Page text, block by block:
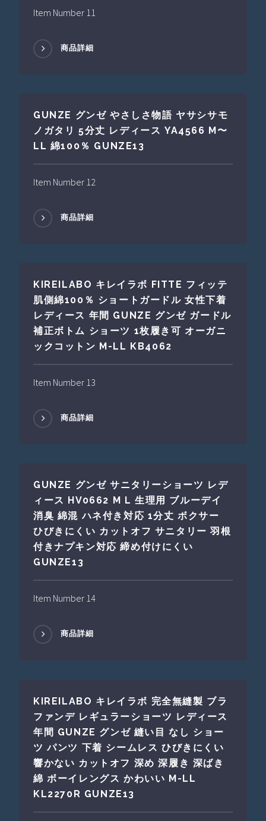
Item Number 11
商品詳細
GUNZE グンゼ やさしさ物語 ヤサシサモ
ノガタリ 5分丈 レディース YA4566 M〜
LL 綿100％ GUNZE13
Item Number 12
商品詳細
KIREILABO キレイラボ FITTE フィッテ
肌側綿100％ ショートガードル 女性下着
レディース 年間 GUNZE グンゼ ガードル
補正ボトム ショーツ 1枚履き可 オーガニ
ックコットン M-LL KB4062
Item Number 13
商品詳細
GUNZE グンゼ サニタリーショーツ レデ
ィース HV0662 M L 生理用 ブルーデイ
消臭 綿混 ハネ付き対応 1分丈 ボクサー
ひびきにくい カットオフ サニタリー 羽根
付きナプキン対応 締め付けにくい
GUNZE13
Item Number 14
商品詳細
KIREILABO キレイラボ 完全無縫製 ブラ
ファンデ レギュラーショーツ レディース
年間 GUNZE グンゼ 縫い目 なし ショー
ツ パンツ 下着 シームレス ひびきにくい
響かない カットオフ 深め 深履き 深ばき
綿 ボーイレングス かわいい M-LL
KL2270R GUNZE13